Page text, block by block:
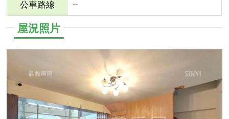
公車路線 --
屋況照片